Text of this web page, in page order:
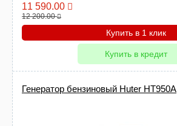
11 590.00
12 200.00
Купить в 1 клик
Купить в кредит
Генератор бензиновый Huter HT950A